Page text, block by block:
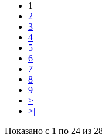
1
2
3
4
5
6
7
8
9
>
>|
Показано с 1 по 24 из